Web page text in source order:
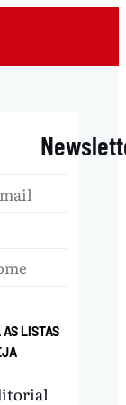
LISTAS